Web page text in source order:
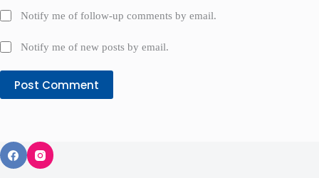
Notify me of follow-up comments by email.
Notify me of new posts by email.
Post Comment